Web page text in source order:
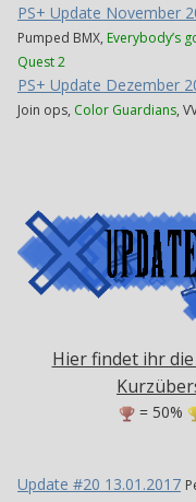
PS+ Update November
Pumped BMX, Everybody’s
Quest 2
PS+ Update Dezember
Join ops, Color Guardians,
Hier findet ihr
= 50%
Update #20 13.01.2017